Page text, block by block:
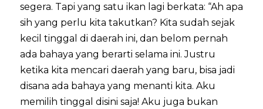
segera. Tapi yang satu ikan lagi berkata: “Ah apa
sih yang perlu kita takutkan? Kita sudah sejak
kecil tinggal di daerah ini, dan belom pernah
ada bahaya yang berarti selama ini. Justru
ketika kita mencari daerah yang baru, bisa jadi
disana ada bahaya yang menanti kita. Aku
memilih tinggal disini saja! Aku juga bukan